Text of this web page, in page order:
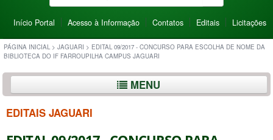
Início Portal Acesso à Informação Contatos Editais Licitações
PÁGINA INICIAL > JAGUARI > EDITAL 09/2017 - CONCURSO PARA ESCOLHA DE NOME DA
BIBLIOTECA DO IF FARROUPILHA CAMPUS JAGUARI
MENU
EDITAIS JAGUARI